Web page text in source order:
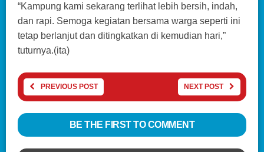
“Kampung kami sekarang terlihat lebih bersih, indah,
dan rapi. Semoga kegiatan bersama warga seperti ini
tetap berlanjut dan ditingkatkan di kemudian hari,”
tuturnya.(ita)
PREVIOUS POST NEXT POST
BE THE FIRST TO COMMENT